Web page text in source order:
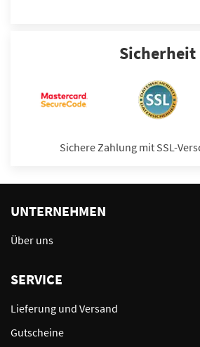
Sicherheit
Sichere Zahlung mit SSL-
UNTERNEHMEN
Über uns
SERVICE
Lieferung und Versand
Gutscheine